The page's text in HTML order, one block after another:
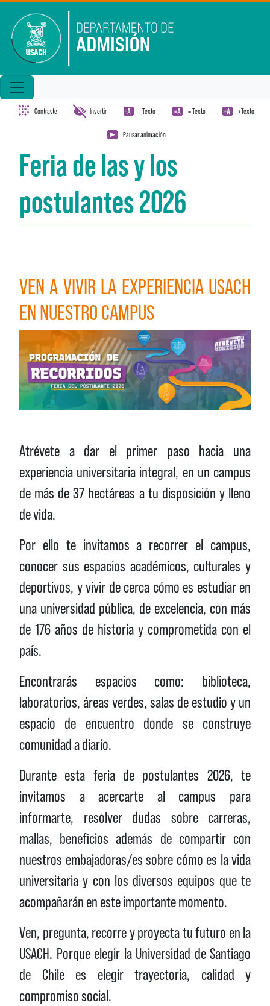
Contraste Invertir - Texto = Texto +Texto
Pausar animación
Feria de las y los
postulantes 2026
VEN A VIVIR LA EXPERIENCIA USACH
EN NUESTRO CAMPUS
Atrévete a dar el primer paso hacia una
experiencia universitaria integral, en un campus
de más de 37 hectáreas a tu disposición y lleno
de vida.
Por ello te invitamos a recorrer el campus,
conocer sus espacios académicos, culturales y
deportivos, y vivir de cerca cómo es estudiar en
una universidad pública, de excelencia, con más
de 176 años de historia y comprometida con el
país.
Encontrarás espacios como: biblioteca,
laboratorios, áreas verdes, salas de estudio y un
espacio de encuentro donde se construye
comunidad a diario.
Durante esta feria de postulantes 2026, te
invitamos a acercarte al campus para
informarte, resolver dudas sobre carreras,
mallas, beneficios además de compartir con
nuestros embajadoras/es sobre cómo es la vida
universitaria y con los diversos equipos que te
acompañarán en este importante momento.
Ven, pregunta, recorre y proyecta tu futuro en la
USACH. Porque elegir la Universidad de Santiago
de Chile es elegir trayectoria, calidad y
compromiso social.